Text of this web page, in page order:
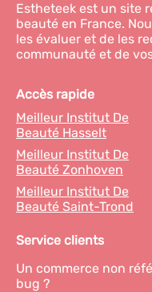
Estheteek est un site
beauté en France.
les évaluer et de les
communauté et de
Accès rapide
Meilleur Institut De
Beauté Hasselt
Meilleur Institut De
Beauté Zonhoven
Meilleur Institut De
Beauté Saint-Trond
Service clients
Un commerce non
bug ?